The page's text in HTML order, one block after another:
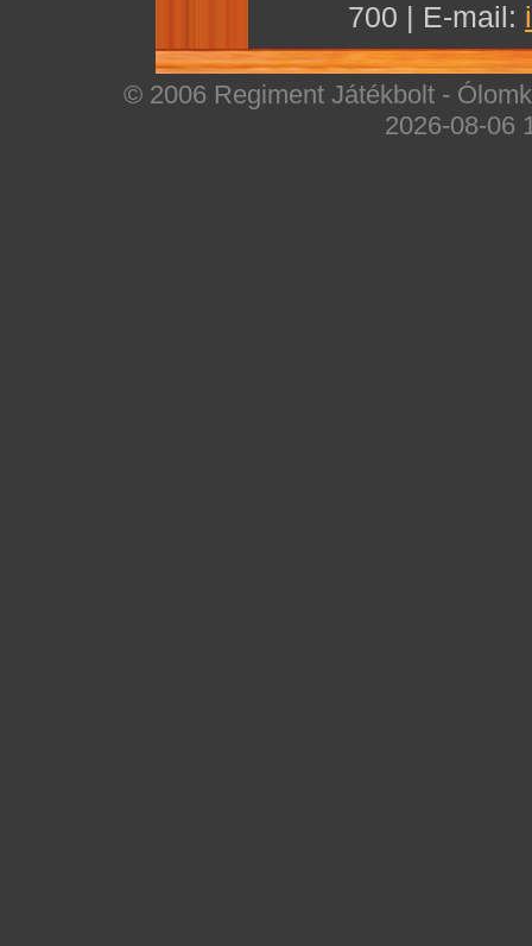
700 | E-mail:
© 2006 Regiment Játékbolt -
2026-08-06